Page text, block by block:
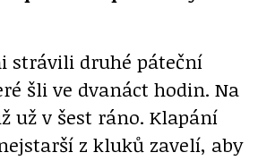
strávili druhé páteční
šli ve dvanáct hodin. Na
už v šest ráno. Klapání
z kluků zavelí, aby